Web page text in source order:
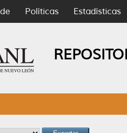
Políticas Estadísticas